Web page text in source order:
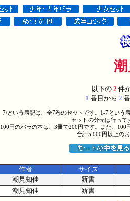
以下の2 件
1 番目から 2
7/という表記は、全7巻のセットです。1-7という
セットの分売は行って
100円のバラの本は、3冊で200円です。また、100
合計5,000円以上の
作者 サイズ
潮見知佳 新書
潮見知佳 新書